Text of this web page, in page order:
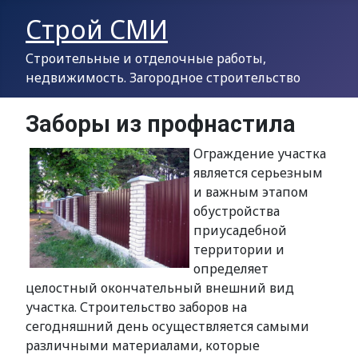
Строй СМИ
Строительные и отделочные работы,
недвижимость. Загородное строительство
Заборы из профнастила
Ограждение участка
является серьезным
и важным этапом
обустройства
приусадебной
территории и
определяет
целостный окончательный внешний вид
участка. Строительство заборов на
сегодняшний день осуществляется самыми
различными материалами, которые